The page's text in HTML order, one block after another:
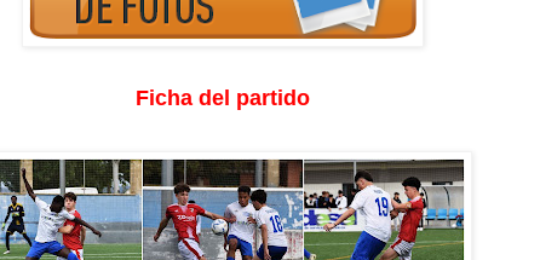
Ficha del partido